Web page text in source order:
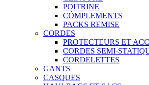
POITRINE
CÓMPLEMENTS
PACKS REMISE
CORDES
PROTECTEURS ET
CORDES SEMI-
CORDELETTES
GANTS
CASQUES